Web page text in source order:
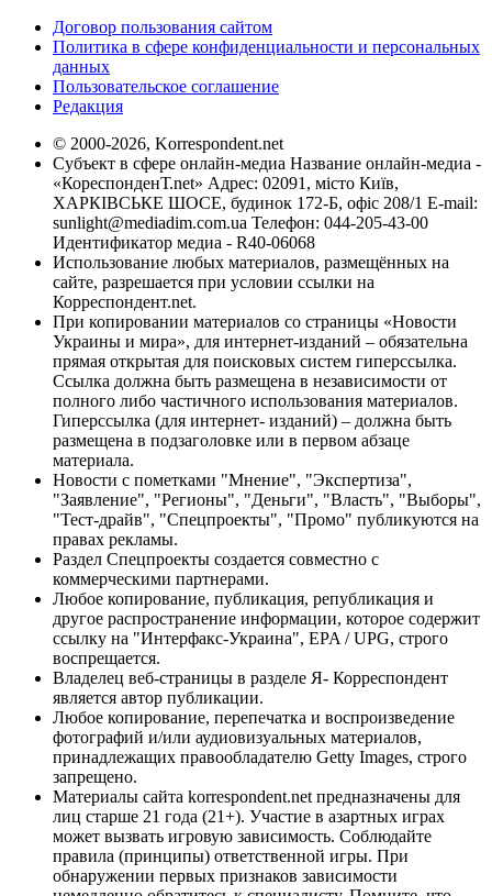
Договор пользования сайтом
Политика в сфере конфиденциальности и персональных
данных
Пользовательское соглашение
Редакция
© 2000-2026, Korrespondent.net
Субъект в сфере онлайн-медиа Название онлайн-медиа -
«КореспонденТ.net» Адрес: 02091, місто Київ,
ХАРКІВСЬКЕ ШОСЕ, будинок 172-Б, офіс 208/1 E-mail:
sunlight@mediadim.com.ua Телефон: 044-205-43-00
Идентификатор медиа - R40-06068
Использование любых материалов, размещённых на
сайте, разрешается при условии ссылки на
Корреспондент.net.
При копировании материалов со страницы «Новости
Украины и мира», для интернет-изданий – обязательна
прямая открытая для поисковых систем гиперссылка.
Ссылка должна быть размещена в независимости от
полного либо частичного использования материалов.
Гиперссылка (для интернет- изданий) – должна быть
размещена в подзаголовке или в первом абзаце
материала.
Новости с пометками "Мнение", "Экспертиза",
"Заявление", "Регионы", "Деньги", "Власть", "Выборы",
"Тест-драйв", "Спецпроекты", "Промо" публикуются на
правах рекламы.
Раздел Спецпроекты создается совместно с
коммерческими партнерами.
Любое копирование, публикация, републикация и
другое распространение информации, которое содержит
ссылку на "Интерфакс-Украина", EPA / UPG, строго
воспрещается.
Владелец веб-страницы в разделе Я- Корреспондент
является автор публикации.
Любое копирование, перепечатка и воспроизведение
фотографий и/или аудиовизуальных материалов,
принадлежащих правообладателю Getty Images, строго
запрещено.
Материалы сайта korrespondent.net предназначены для
лиц старше 21 года (21+). Участие в азартных играх
может вызвать игровую зависимость. Соблюдайте
правила (принципы) ответственной игры. При
обнаружении первых признаков зависимости